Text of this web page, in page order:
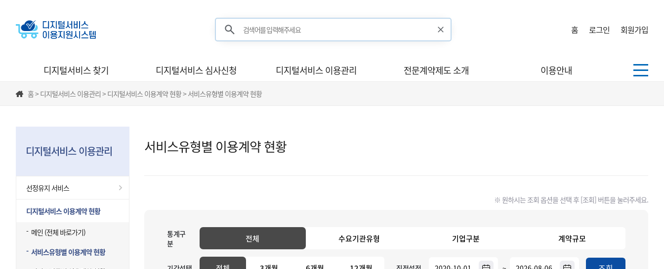
검색어를 입력해주세요 홈 로그인 회원가입
디지털서비스 찾기 디지털서비스 심사신청 디지털서비스 이용관리 전문계약제도 소개 이용안내
홈 > 디지털서비스 이용관리 > 디지털서비스 이용계약 현황 > 서비스유형별 이용계약 현황
디지털서비스 이용관리
선정유지 서비스
디지털서비스 이용계약 현황
메인 (전체 바로가기)
서비스유형별 이용계약 현황
서비스유형별 이용계약 현황
※ 원하시는 조회 옵션을 선택 후 [조회] 버튼을 눌러주세요.
통계구
분
전체 수요기관유형 기업구분 계약규모